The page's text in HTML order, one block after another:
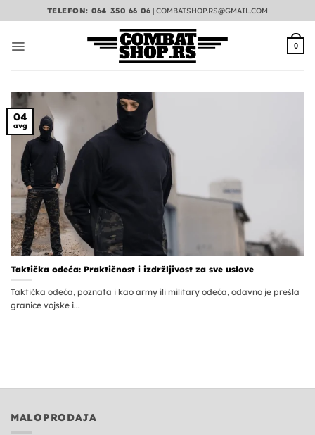
na
TELEFON: 064 350 66 06 |COMBATSHOP.RS@GMAIL.COM
0
Taktička odeća: Praktičnost i izdržljivost za sve uslove
Taktička odeća, poznata i kao army ili military odeća, odavno je prešla
granice vojske i...
04
avg
MALOPRODAJA